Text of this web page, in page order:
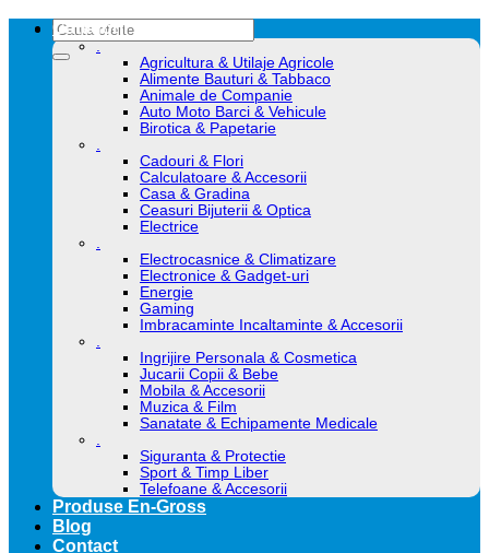
Caută
după:
Categorii
.
Agricultura & Utilaje Agricole
Alimente Bauturi & Tabbaco
Animale de Companie
Auto Moto Barci & Vehicule
Birotica & Papetarie
.
Cadouri & Flori
Calculatoare & Accesorii
Casa & Gradina
Ceasuri Bijuterii & Optica
Electrice
.
Electrocasnice & Climatizare
Electronice & Gadget-uri
Energie
Gaming
Imbracaminte Incaltaminte & Accesorii
.
Ingrijire Personala & Cosmetica
Jucarii Copii & Bebe
Mobila & Accesorii
Muzica & Film
Sanatate & Echipamente Medicale
.
Siguranta & Protectie
Sport & Timp Liber
Telefoane & Accesorii
Produse En-Gross
Blog
Contact